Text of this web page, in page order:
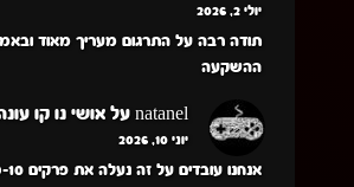
יולי 2, 2026
תודה רבה על התרגום מעריך מאוד
ההשקעה
natanel עלאושי נו קו עונה 3
יוני 10, 2026